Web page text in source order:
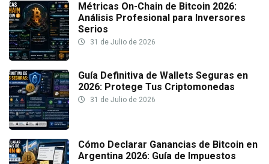
Métricas On-Chain de Bitcoin 2026:
Análisis Profesional para Inversores
Serios
31 de Julio de 2026
Guía Definitiva de Wallets Seguras en
2026: Protege Tus Criptomonedas
31 de Julio de 2026
Cómo Declarar Ganancias de Bitcoin en
Argentina 2026: Guía de Impuestos